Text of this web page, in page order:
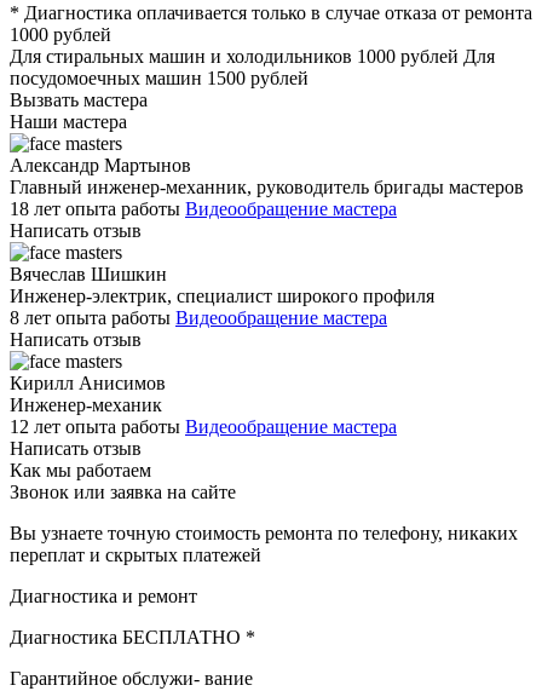
* Диагностика оплачивается только в случае отказа от ремонта
1000 рублей
Для стиральных машин и холодильников 1000 рублей Для
посудомоечных машин 1500 рублей
Вызвать мастера
Наши мастера
Александр Мартынов
Главный инженер-механник, руководитель бригады мастеров
18 лет опыта работы Видеообращение мастера
Написать отзыв
Вячеслав Шишкин
Инженер-электрик, специалист широкого профиля
8 лет опыта работы Видеообращение мастера
Написать отзыв
Кирилл Анисимов
Инженер-механик
12 лет опыта работы Видеообращение мастера
Написать отзыв
Как мы работаем
Звонок или заявка на сайте
Вы узнаете точную стоимость ремонта по телефону, никаких
переплат и скрытых платежей
Диагностика и ремонт
Диагностика БЕСПЛАТНО *
Гарантийное обслужи- вание